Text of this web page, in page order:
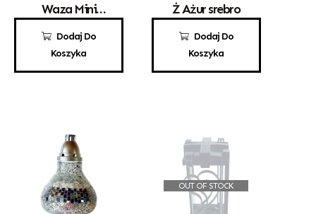
Dodaj Do
Koszyka
Waza Mini
121,00zł
Dodaj Do
Koszyka
Ż Ażur srebro
50,00 zł
OUT OF STOCK